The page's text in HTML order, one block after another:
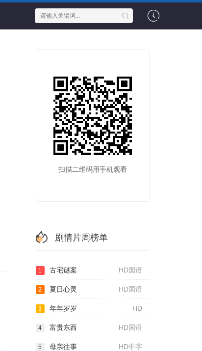
扫描二维码用手机观看
剧情片周榜单
HD国语
1 古宅谜案
HD国语
2 夏日心灵
HD
3 年年岁岁
HD国语
4 富贵东西
HD中字
5 母亲往事